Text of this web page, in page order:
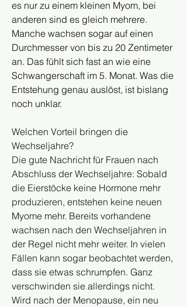
es nur zu einem kleinen Myom, bei
anderen sind es gleich mehrere.
Manche wachsen sogar auf einen
Durchmesser von bis zu 20 Zentimeter
an. Das fühlt sich fast an wie eine
Schwangerschaft im 5. Monat. Was die
Entstehung genau auslöst, ist bislang
noch unklar.
Welchen Vorteil bringen die
Wechseljahre?
Die gute Nachricht für Frauen nach
Abschluss der Wechseljahre: Sobald
die Eierstöcke keine Hormone mehr
produzieren, entstehen keine neuen
Myome mehr. Bereits vorhandene
wachsen nach den Wechseljahren in
der Regel nicht mehr weiter. In vielen
Fällen kann sogar beobachtet werden,
dass sie etwas schrumpfen. Ganz
verschwinden sie allerdings nicht.
Wird nach der Menopause, ein neu